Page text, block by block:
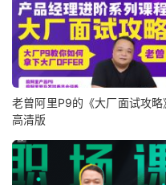
老曾阿里P9的《大厂面试攻略
高清版